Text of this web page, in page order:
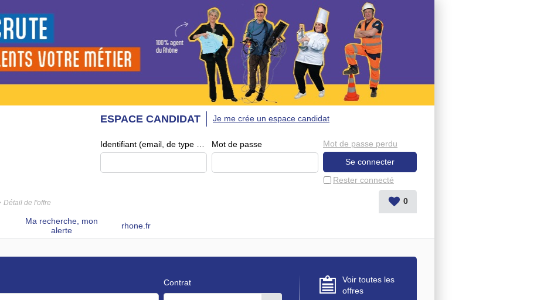
ESPACE CANDIDAT
Mot de passe
Rester connecté
Mot de passe perdu
Je me crée un espace candidat
Détail de l'offre 0
Ma recherche, mon
alerte
rhone.fr
Contrat
Voir toutes les
offres